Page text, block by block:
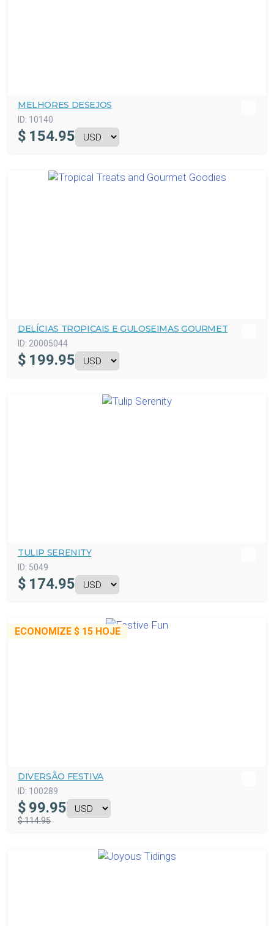
MELHORES DESEJOS
ID: 10140
$ 154.95
DELÍCIAS TROPICAIS E GULOSEIMAS GOURMET
ID: 20005044
$ 199.95
TULIP SERENITY
ID: 5049
$ 174.95
ECONOMIZE $ 15 HOJE
DIVERSÃO FESTIVA
ID: 100289
$ 99.95
$ 114.95